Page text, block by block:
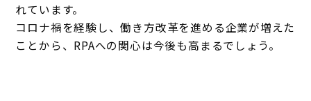
れています。
コロナ禍を経験し、働き方改革を進める企業が増えた
ことから、RPAへの関心は今後も高まるでしょう。